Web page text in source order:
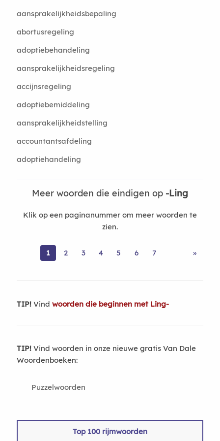
aansprakelijkheidsbepaling
abortusregeling
adoptiebehandeling
aansprakelijkheidsregeling
accijnsregeling
adoptiebemiddeling
aansprakelijkheidstelling
accountantsafdeling
adoptiehandeling
Meer woorden die eindigen op -Ling
Klik op een paginanummer om meer woorden te
zien.
1 2 3 4 5 6 7 »
TIP!Vind woorden die beginnen met Ling-
TIP!Vind woorden in onze nieuwe gratis Van Dale
Woordenboeken:
Puzzelwoorden
Top 100 rijmwoorden